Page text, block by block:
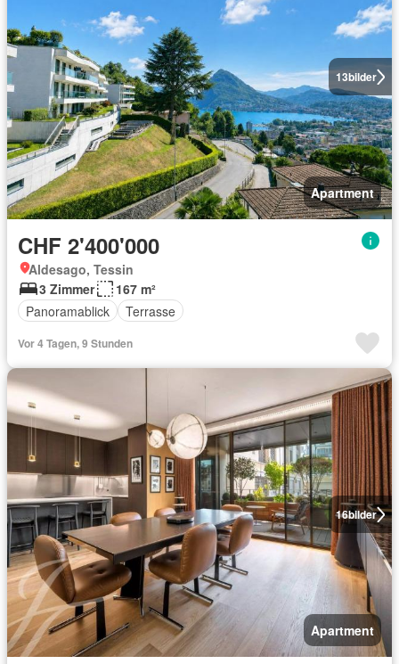
13bilder
Apartment
CHF 2'400'000
Aldesago, Tessin
3 Zimmer
167 m²
Panoramablick
Terrasse
Vor 4 Tagen, 9 Stunden
16bilder
Apartment